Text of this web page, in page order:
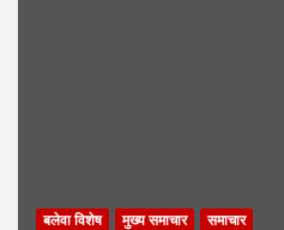
बलेवा विशेष मुख्य समाचार समाचार